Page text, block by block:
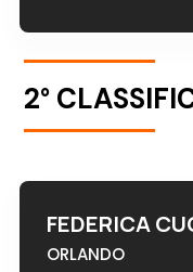
2°
FEDERICA
ORLANDO